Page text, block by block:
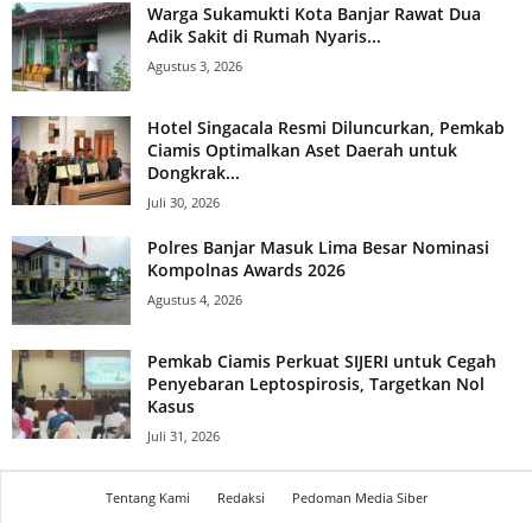
Warga Sukamukti Kota Banjar Rawat Dua
Adik Sakit di Rumah Nyaris...
Agustus 3, 2026
Hotel Singacala Resmi Diluncurkan, Pemkab
Ciamis Optimalkan Aset Daerah untuk
Dongkrak...
Juli 30, 2026
Polres Banjar Masuk Lima Besar Nominasi
Kompolnas Awards 2026
Agustus 4, 2026
Pemkab Ciamis Perkuat SIJERI untuk Cegah
Penyebaran Leptospirosis, Targetkan Nol
Kasus
Juli 31, 2026
Tentang Kami Redaksi Pedoman Media Siber